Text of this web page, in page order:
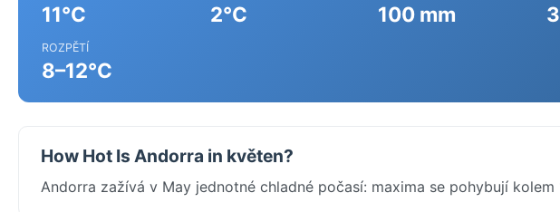
11°C 2°C 100 mm
ROZPĚTÍ
8–12°C
How Hot Is Andorra in květen?
Andorra zažívá v May jednotné chladné počasí: maxima se pohybují kolem